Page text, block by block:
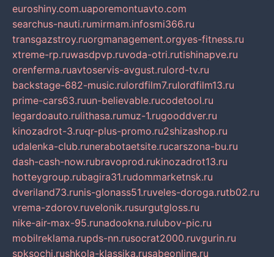
euroshiny.com.uaporemontuavto.com
searchus-nauti.rumirmam.infosmi366.ru
transgazstroy.ruorgmanagement.orgyes-fitness.ru
xtreme-rp.ruwasdpvp.ruvoda-otri.rutishinapve.ru
orenferma.ruavtoservis-avgust.rulord-tv.ru
backstage-682-music.rulordfilm7.rulordfilm13.ru
prime-cars63.ruun-believable.rucodetool.ru
legardoauto.rulithasa.rumuz-1.rugooddver.ru
kinozadrot-3.ruqr-plus-promo.ru2shizashop.ru
udalenka-club.runerabotaetsite.rucarszona-bu.ru
dash-cash-now.rubravoprod.rukinozadrot13.ru
hotteygroup.rubagira31.rudommarketnsk.ru
dveriland73.runis-glonass51.ruveles-doroga.rutb02.ru
vrema-zdorov.ruvelonik.rusurgutgloss.ru
nike-air-max-95.runadookna.rulubov-pic.ru
mobilreklama.rupds-nn.rusocrat2000.ruvgurin.ru
spksochi.rushkola-klassika.rusabeonline.ru